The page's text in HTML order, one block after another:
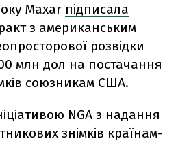
Maxar підписала
з американським
розвідки
млн дол на постачання
союзникам США.
NGA з надання
знімків країнам-